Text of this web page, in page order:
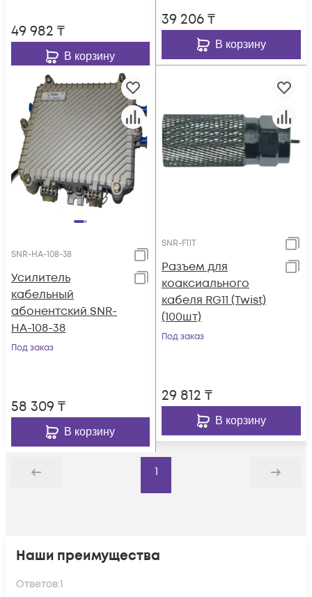
49 982 ₸
В корзину
39 206₸
В корзину
SNR-HA-108-38
Усилитель
кабельный
абонентский SNR-
HA-108-38
Под заказ
58 309 ₸
В корзину
SNR-F11T
Разъем для
коаксиального
кабеля RG11 (Twist)
(100шт)
Под заказ
29 812 ₸
В корзину
Назад
1
Дальше
Наши преимущества
Ответов:1